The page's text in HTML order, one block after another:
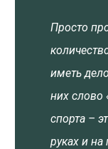
Просто
иметь
них слово
спорта –
руках и